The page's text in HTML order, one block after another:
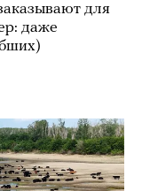
для
даже